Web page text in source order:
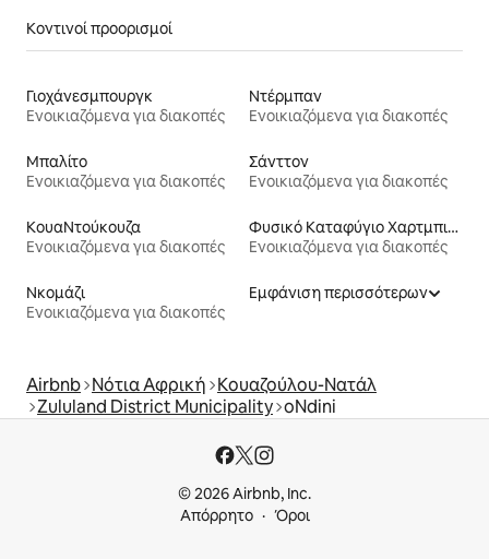
Κοντινοί προορισμοί
Γιοχάνεσμπουργκ
Ενοικιαζόμενα για διακοπές
Ντέρμπαν
Ενοικιαζόμενα για διακοπές
Μπαλίτο
Ενοικιαζόμενα για διακοπές
Σάνττον
Ενοικιαζόμενα για διακοπές
ΚουαΝτούκουζα
Ενοικιαζόμενα για διακοπές
Φυσικό Καταφύγιο Χαρτμπιςπορτ
Ενοικιαζόμενα για διακοπές
Νκομάζι
Ενοικιαζόμενα για διακοπές
Εμφάνιση περισσότερων
Airbnb Νότια Αφρική Κουαζούλου-Νατάλ
Zululand District Municipality oNdini
© 2026 Airbnb, Inc.
Απόρρητο
Όροι